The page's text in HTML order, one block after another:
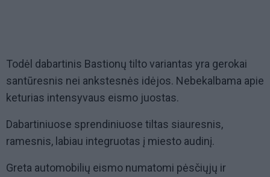
Todėl dabartinis Bastionų tilto variantas yra gerokai
santūresnis nei ankstesnės idėjos. Nebekalbama apie
keturias intensyvaus eismo juostas.
Dabartiniuose sprendiniuose tiltas siauresnis,
ramesnis, labiau integruotas į miesto audinį.
Greta automobilių eismo numatomi pėsčiųjų ir